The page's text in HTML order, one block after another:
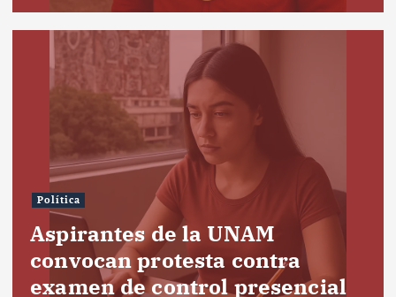
Política
Aspirantes de la UNAM
convocan protesta contra
examen de control presencial